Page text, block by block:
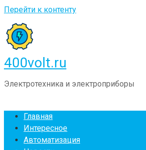
Перейти к контенту
400volt.ru
Электротехника и электроприборы
Главная
Интересное
Автоматизация